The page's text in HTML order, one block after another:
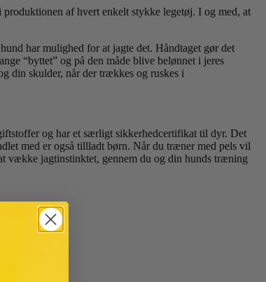
af hvert enkelt stykke legetøj. I og med, at
har mulighed for at jagte det. Håndtaget gør det
“byttet” og på den måde blive belønnet i jeres
din skulder, når der trækkes og ruskes i
og har et særligt sikkerhedcertifikat til dyr. Det
med er også tillladt børn. Når du træner med pels vil
vække jagtinstinktet, gennem du og din hunds træning